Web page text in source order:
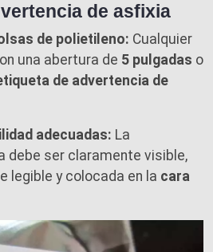
de asfixia
de polietileno: Cualquier
una abertura de 5 pulgadas o
de advertencia de
adecuadas: La
debe ser claramente visible,
legible y colocada en la cara